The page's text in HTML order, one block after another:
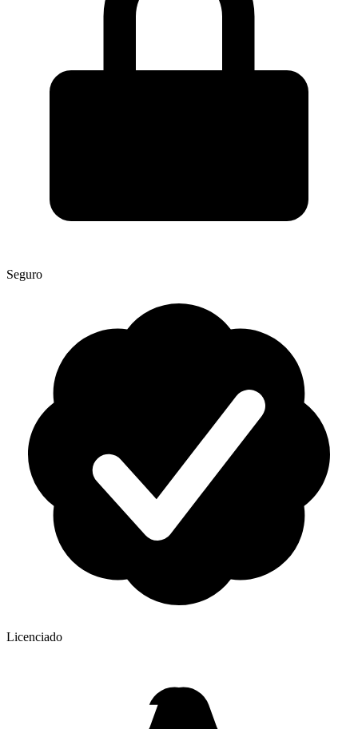
Seguro
Licenciado